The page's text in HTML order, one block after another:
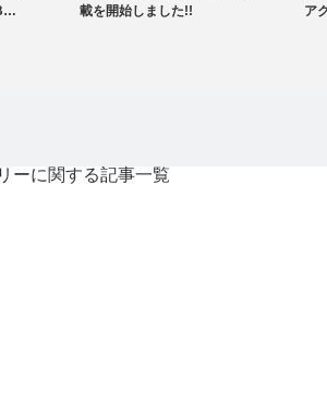
載を開始しました!!
ア
ーに関する記事一覧